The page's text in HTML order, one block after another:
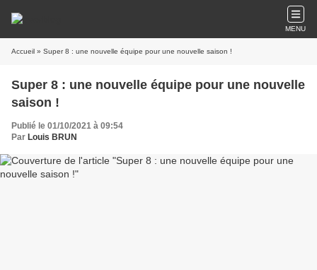
MENU
Accueil » Super 8 : une nouvelle équipe pour une nouvelle saison !
Super 8 : une nouvelle équipe pour une nouvelle
saison !
Publié le 01/10/2021 à 09:54
Par Louis BRUN